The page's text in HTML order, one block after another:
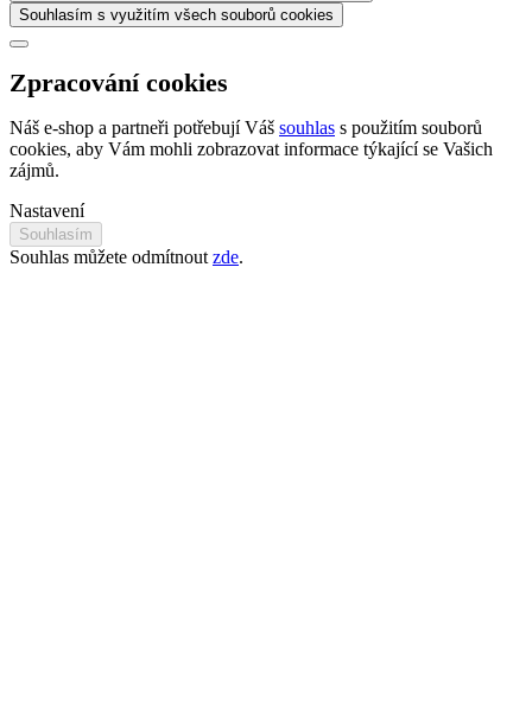
Souhlasím s využitím všech souborů cookies
Zpracování cookies
Náš e-shop a partneři potřebují Váš souhlas s použitím souborů
cookies, aby Vám mohli zobrazovat informace týkající se Vašich
zájmů.
Nastavení
Souhlasím
Souhlas můžete odmítnout zde.